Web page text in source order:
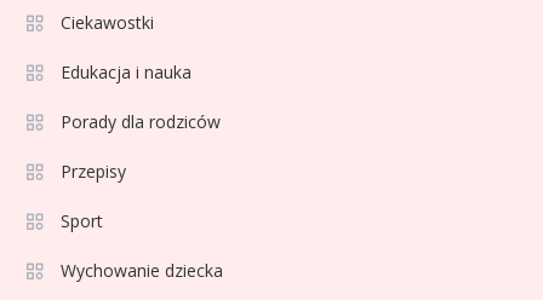
Ciekawostki
Edukacja i nauka
Porady dla rodziców
Przepisy
Sport
Wychowanie dziecka
formy i statystyk
4
La Liga rankingi: Tabela,
Lech Poznań rankingi: Analiza